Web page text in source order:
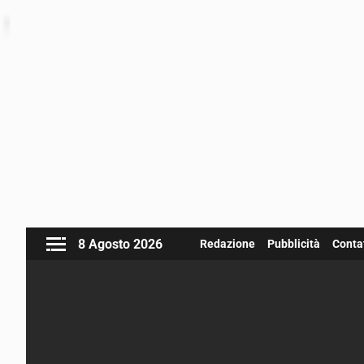
8 Agosto 2026 Redazione Pubblicità